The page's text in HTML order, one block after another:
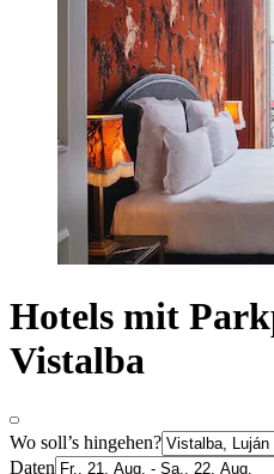
Hotels mit
Vistalba
Wo soll’s hingehen?
Daten